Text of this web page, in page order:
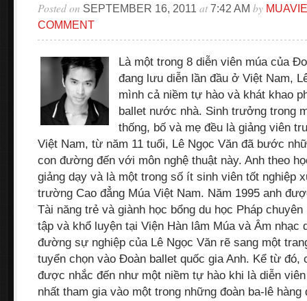
Posted on SEPTEMBER 16, 2011 at7:42 AM by
COMMENT
Là một trong 8 diễn viên múa của
đang lưu diễn lần đầu ở Việt Nam,
mình cả niềm tự hào và khát khao
ballet nước nhà. Sinh trưởng trong
thống, bố và mẹ đều là giảng viên
Việt Nam, từ năm 11 tuổi, Lê Ngọc Văn đã bước
con đường đến với môn nghệ thuật này. Anh theo
giảng dạy và là một trong số ít sinh viên tốt nghiệp
trường Cao đẳng Múa Việt Nam. Năm 1995 anh
Tài năng trẻ và giành học bổng du học Pháp
tập và khổ luyện tại Viện Hàn lâm Múa và Âm nhạc
đường sự nghiệp của Lê Ngọc Văn rẽ sang một
tuyển chọn vào Đoàn ballet quốc gia Anh. Kể từ đó,
được nhắc đến như một niềm tự hào khi là diễn
nhất tham gia vào một trong những đoàn ba-lê